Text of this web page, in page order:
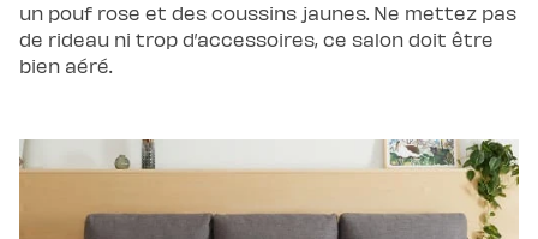
un pouf rose et des coussins jaunes. Ne mettez pas
de rideau ni trop d’accessoires, ce salon doit être
bien aéré.